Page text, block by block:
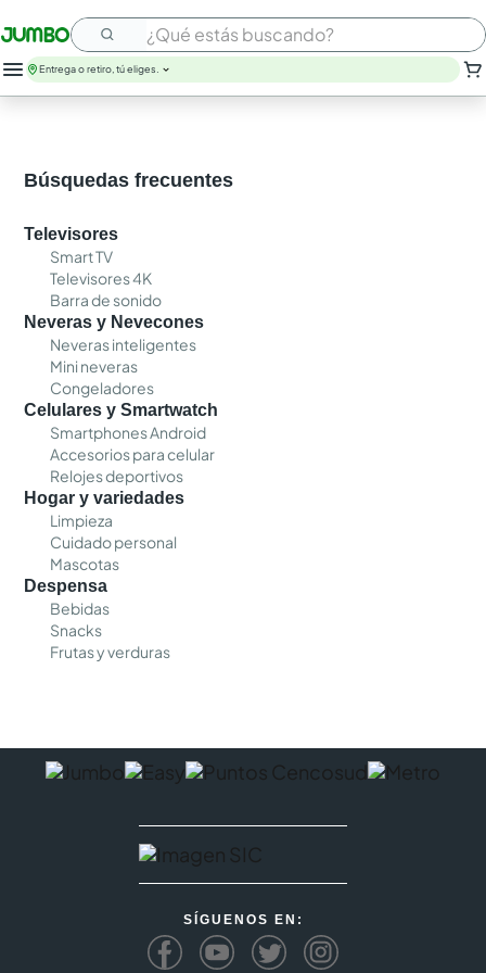
¿Qué estás buscando?
Entrega o retiro, tú eliges.
Búsquedas frecuentes
Televisores
Smart TV
Televisores 4K
Barra de sonido
Neveras y Nevecones
Neveras inteligentes
Mini neveras
Congeladores
Celulares y Smartwatch
Smartphones Android
Accesorios para celular
Relojes deportivos
Hogar y variedades
Limpieza
Cuidado personal
Mascotas
Despensa
Bebidas
Snacks
Frutas y verduras
SÍGUENOS EN: